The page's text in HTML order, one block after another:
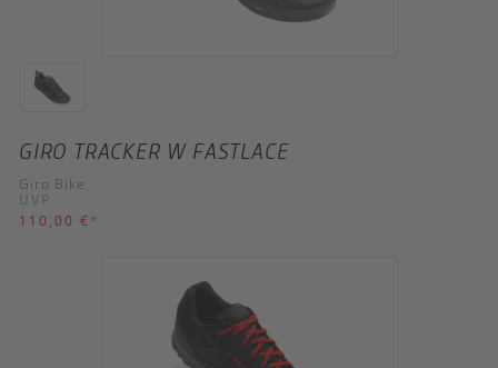
GIRO TRACKER W FASTLACE
Giro Bike
UVP
110,00 € *